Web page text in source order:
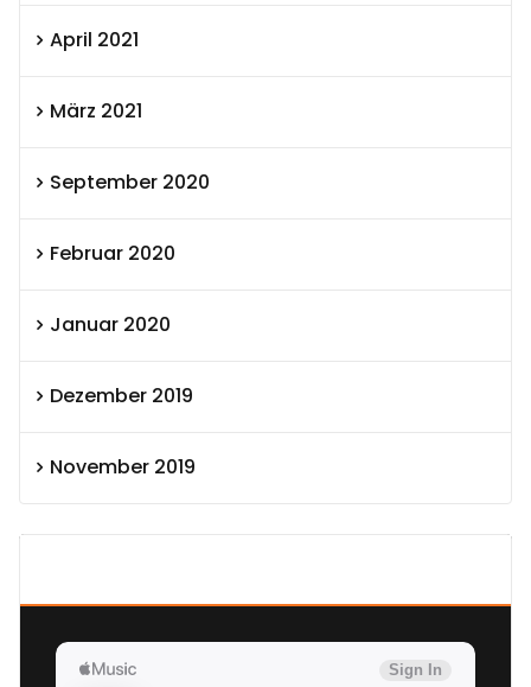
April 2021
März 2021
September 2020
Februar 2020
Januar 2020
Dezember 2019
November 2019